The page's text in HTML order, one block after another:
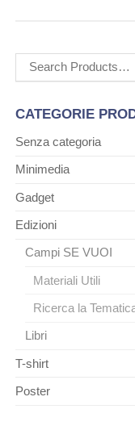
Cerca:
CATEGORIE
Senza categoria
Minimedia
Gadget
Edizioni
Campi SE VUOI
Materiali Utili
Ricerca la
Libri
T-shirt
Poster